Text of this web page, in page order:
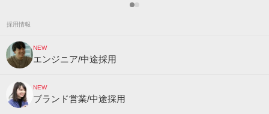
採用情報
NEW
エンジニア/中途採用
NEW
ブランド営業/中途採用